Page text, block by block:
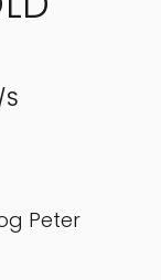
Peter